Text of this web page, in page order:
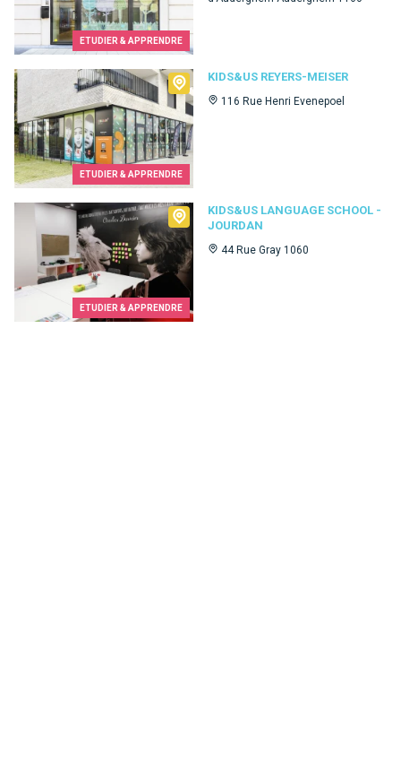
ETUDIER & APPRENDRE
ETUDIER & APPRENDRE
KIDS&US REYERS-MEISER
116 Rue Henri Evenepoel
Kids&Us Reyers-Meiser
ETUDIER & APPRENDRE
KIDS&US LANGUAGE SCHOOL -
JOURDAN
44 Rue Gray 1060
Kids&Us language school - Jourdan